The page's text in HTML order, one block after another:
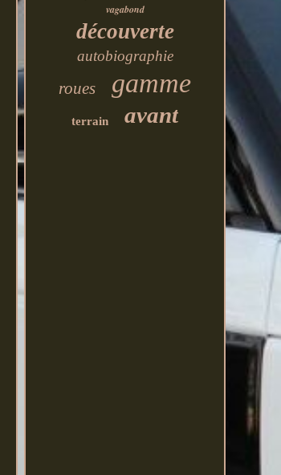
vagabond
découverte
autobiographie
roues gamme
terrain avant